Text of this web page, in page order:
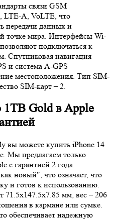
связи GSM
LTE-A, VoLTE, что
передачи данных и
точке мира. Интерфейсы Wi-
подключаться к
Спутниковая навигация
и система A-GPS
местоположения. Тип SIM-
SIM-карт – 2.
1TB Gold в Apple
вы можете купить iPhone 14
Мы предлагаем только
с гарантией 2 года.
новый", что означает, что
и готов к использованию.
71.5x147.5x7.85 мм, вес – 206
в кармане или сумке.
обеспечивает надежную